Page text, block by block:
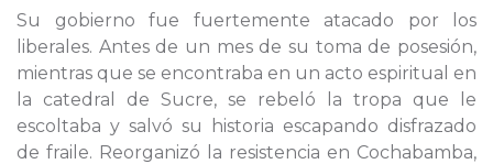
Su gobierno fue fuertemente atacado por los
liberales. Antes de un mes de su toma de posesión,
mientras que se encontraba en un acto espiritual en
la catedral de Sucre, se rebeló la tropa que le
escoltaba y salvó su historia escapando disfrazado
de fraile. Reorganizó la resistencia en Cochabamba,